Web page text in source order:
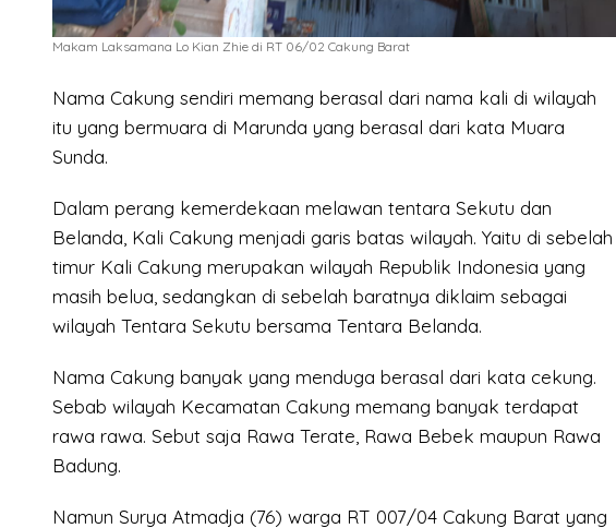
Makam Laksamana Lo Kian Zhie di RT 06/02 Cakung Barat
Nama Cakung sendiri memang berasal dari nama kali di wilayah
itu yang bermuara di Marunda yang berasal dari kata Muara
Sunda.
Dalam perang kemerdekaan melawan tentara Sekutu dan
Belanda, Kali Cakung menjadi garis batas wilayah. Yaitu di sebelah
timur Kali Cakung merupakan wilayah Republik Indonesia yang
masih belua, sedangkan di sebelah baratnya diklaim sebagai
wilayah Tentara Sekutu bersama Tentara Belanda.
Nama Cakung banyak yang menduga berasal dari kata cekung.
Sebab wilayah Kecamatan Cakung memang banyak terdapat
rawa rawa. Sebut saja Rawa Terate, Rawa Bebek maupun Rawa
Badung.
Namun Surya Atmadja (76) warga RT 007/04 Cakung Barat yang